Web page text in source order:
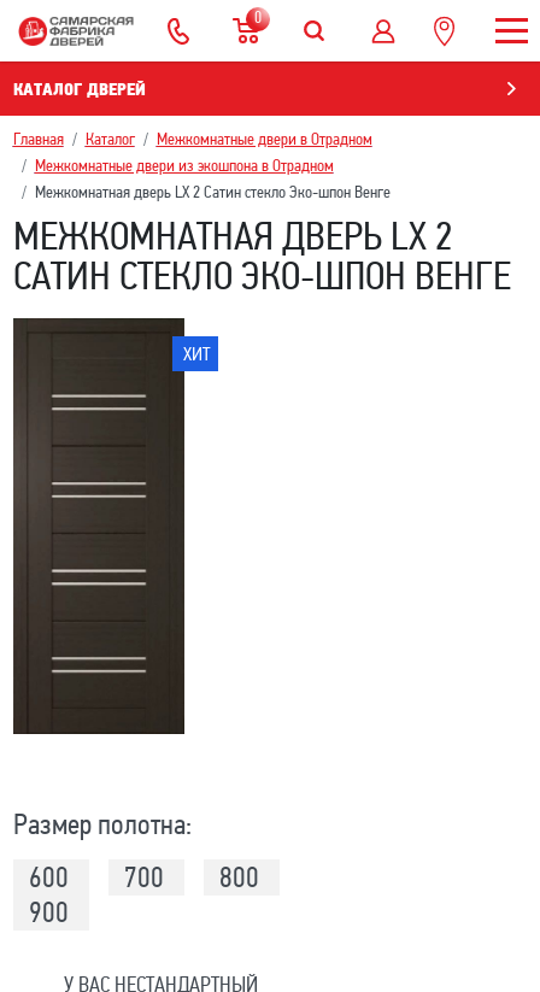
0
КАТАЛОГ ДВЕРЕЙ
Главная Каталог
Межкомнатные двери в Отрадном
Межкомнатные двери из экошпона в Отрадном
Межкомнатная дверь LX 2 Сатин стекло Эко-шпон Венге
МЕЖКОМНАТНАЯ ДВЕРЬ LX 2
САТИН СТЕКЛО ЭКО-ШПОН ВЕНГЕ
ХИТ
Размер полотна:
600
700
800
900
У ВАС НЕСТАНДАРТНЫЙ